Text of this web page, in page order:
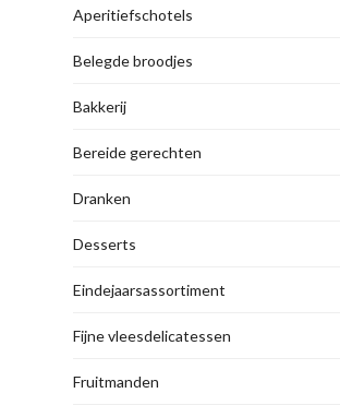
Aperitiefschotels
Belegde broodjes
Bakkerij
Bereide gerechten
Dranken
Desserts
Eindejaarsassortiment
Fijne vleesdelicatessen
Fruitmanden